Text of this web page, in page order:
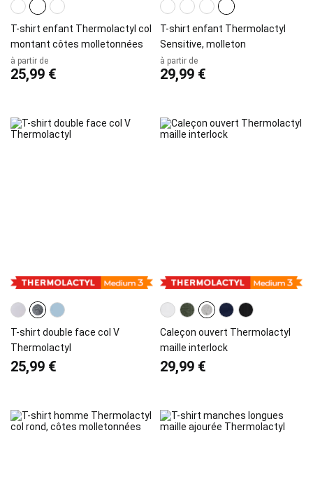
T-shirt enfant Thermolactyl col
montant côtes molletonnées
à partir de
25,99 €
T-shirt enfant Thermolactyl
Sensitive, molleton
à partir de
29,99 €
T-shirt double face col V
Thermolactyl
25,99 €
Caleçon ouvert Thermolactyl
maille interlock
29,99 €